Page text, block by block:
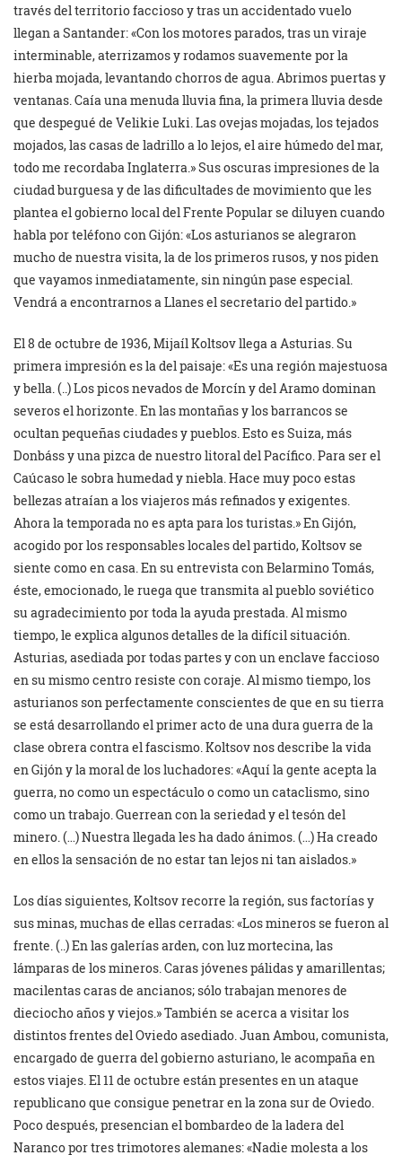
través del territorio faccioso y tras un accidentado vuelo
llegan a Santander: «Con los motores parados, tras un viraje
interminable, aterrizamos y rodamos suavemente por la
hierba mojada, levantando chorros de agua. Abrimos puertas y
ventanas. Caía una menuda lluvia fina, la primera lluvia desde
que despegué de Velikie Luki. Las ovejas mojadas, los tejados
mojados, las casas de ladrillo a lo lejos, el aire húmedo del mar,
todo me recordaba Inglaterra.» Sus oscuras impresiones de la
ciudad burguesa y de las dificultades de movimiento que les
plantea el gobierno local del Frente Popular se diluyen cuando
habla por teléfono con Gijón: «Los asturianos se alegraron
mucho de nuestra visita, la de los primeros rusos, y nos piden
que vayamos inmediatamente, sin ningún pase especial.
Vendrá a encontrarnos a Llanes el secretario del partido.»
El 8 de octubre de 1936, Mijaíl Koltsov llega a Asturias. Su
primera impresión es la del paisaje: «Es una región majestuosa
y bella. (..) Los picos nevados de Morcín y del Aramo dominan
severos el horizonte. En las montañas y los barrancos se
ocultan pequeñas ciudades y pueblos. Esto es Suiza, más
Donbáss y una pizca de nuestro litoral del Pacífico. Para ser el
Caúcaso le sobra humedad y niebla. Hace muy poco estas
bellezas atraían a los viajeros más refinados y exigentes.
Ahora la temporada no es apta para los turistas.» En Gijón,
acogido por los responsables locales del partido, Koltsov se
siente como en casa. En su entrevista con Belarmino Tomás,
éste, emocionado, le ruega que transmita al pueblo soviético
su agradecimiento por toda la ayuda prestada. Al mismo
tiempo, le explica algunos detalles de la difícil situación.
Asturias, asediada por todas partes y con un enclave faccioso
en su mismo centro resiste con coraje. Al mismo tiempo, los
asturianos son perfectamente conscientes de que en su tierra
se está desarrollando el primer acto de una dura guerra de la
clase obrera contra el fascismo. Koltsov nos describe la vida
en Gijón y la moral de los luchadores: «Aquí la gente acepta la
guerra, no como un espectáculo o como un cataclismo, sino
como un trabajo. Guerrean con la seriedad y el tesón del
minero. (…) Nuestra llegada les ha dado ánimos. (…) Ha creado
en ellos la sensación de no estar tan lejos ni tan aislados.»
Los días siguientes, Koltsov recorre la región, sus factorías y
sus minas, muchas de ellas cerradas: «Los mineros se fueron al
frente. (..) En las galerías arden, con luz mortecina, las
lámparas de los mineros. Caras jóvenes pálidas y amarillentas;
macilentas caras de ancianos; sólo trabajan menores de
dieciocho años y viejos.» También se acerca a visitar los
distintos frentes del Oviedo asediado. Juan Ambou, comunista,
encargado de guerra del gobierno asturiano, le acompaña en
estos viajes. El 11 de octubre están presentes en un ataque
republicano que consigue penetrar en la zona sur de Oviedo.
Poco después, presencian el bombardeo de la ladera del
Naranco por tres trimotores alemanes: «Nadie molesta a los